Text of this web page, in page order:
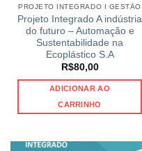
PROJETO INTEGRADO I GESTÃO
Projeto Integrado A indústria
do futuro – Automação e
Sustentabilidade na
Ecoplástico S.A
R$80,00
ADICIONAR AO
CARRINHO